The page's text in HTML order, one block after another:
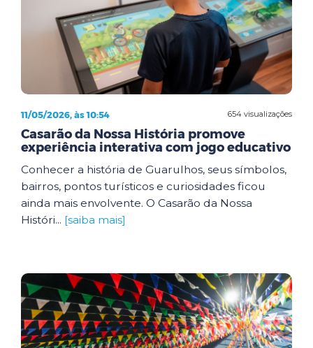
654 visualizações
11/05/2026, às 10:54
Casarão da Nossa História promove
experiência interativa com jogo educativo
Conhecer a história de Guarulhos, seus símbolos,
bairros, pontos turísticos e curiosidades ficou
ainda mais envolvente. O Casarão da Nossa
Históri... [saiba mais]